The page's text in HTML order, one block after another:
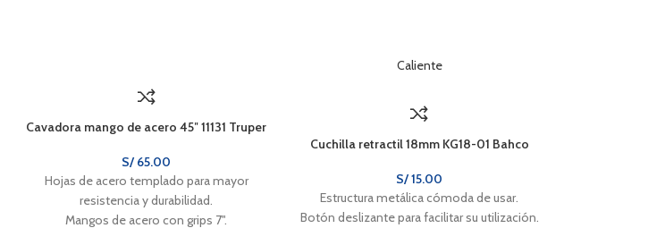
Cavadora mango de acero 45″ 11131 Truper
S/ 65.00
Hojas de acero templado para mayor
resistencia y durabilidad.
Mangos de acero con grips 7".
Caliente
Cuchilla retractil 18mm KG18-01 Bahco
S/15.00
Estructura metálica cómoda de usar.
Botón deslizante para facilitar su utilización.